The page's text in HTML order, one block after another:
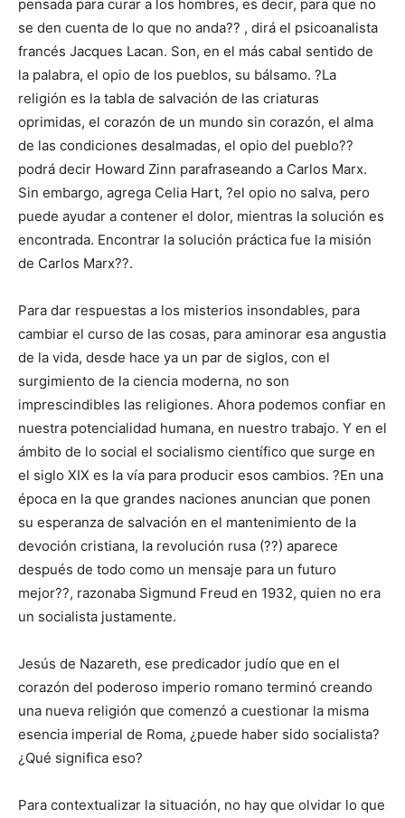
pensada para curar a los hombres, es decir, para que no
se den cuenta de lo que no anda?? , dirá el psicoanalista
francés Jacques Lacan. Son, en el más cabal sentido de
la palabra, el opio de los pueblos, su bálsamo. ?La
religión es la tabla de salvación de las criaturas
oprimidas, el corazón de un mundo sin corazón, el alma
de las condiciones desalmadas, el opio del pueblo??
podrá decir Howard Zinn parafraseando a Carlos Marx.
Sin embargo, agrega Celia Hart, ?el opio no salva, pero
puede ayudar a contener el dolor, mientras la solución es
encontrada. Encontrar la solución práctica fue la misión
de Carlos Marx??.
Para dar respuestas a los misterios insondables, para
cambiar el curso de las cosas, para aminorar esa angustia
de la vida, desde hace ya un par de siglos, con el
surgimiento de la ciencia moderna, no son
imprescindibles las religiones. Ahora podemos confiar en
nuestra potencialidad humana, en nuestro trabajo. Y en el
ámbito de lo social el socialismo científico que surge en
el siglo XIX es la vía para producir esos cambios. ?En una
época en la que grandes naciones anuncian que ponen
su esperanza de salvación en el mantenimiento de la
devoción cristiana, la revolución rusa (??) aparece
después de todo como un mensaje para un futuro
mejor??, razonaba Sigmund Freud en 1932, quien no era
un socialista justamente.
Jesús de Nazareth, ese predicador judío que en el
corazón del poderoso imperio romano terminó creando
una nueva religión que comenzó a cuestionar la misma
esencia imperial de Roma, ¿puede haber sido socialista?
¿Qué significa eso?
Para contextualizar la situación, no hay que olvidar lo que